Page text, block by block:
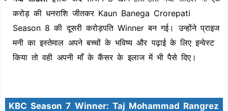
करोड़ की धनराशि जीतकर Kaun Banega Crorepati
Season 8 की दूसरी करोड़पति Winner बन गई। उन्होंने प्राइज
मनी का इस्तेमाल अपने बच्चों के भविष्य और पढ़ाई के लिए इन्वेस्ट
किया तो वही अपनी माँ के कैंसर के इलाज में भी पैसे दिए।
KBC Season 7 Winner: Taj Mohammad Rangrez